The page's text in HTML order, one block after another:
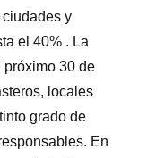
y
el 40% . La
próximo 30 de
locales
grado de
En